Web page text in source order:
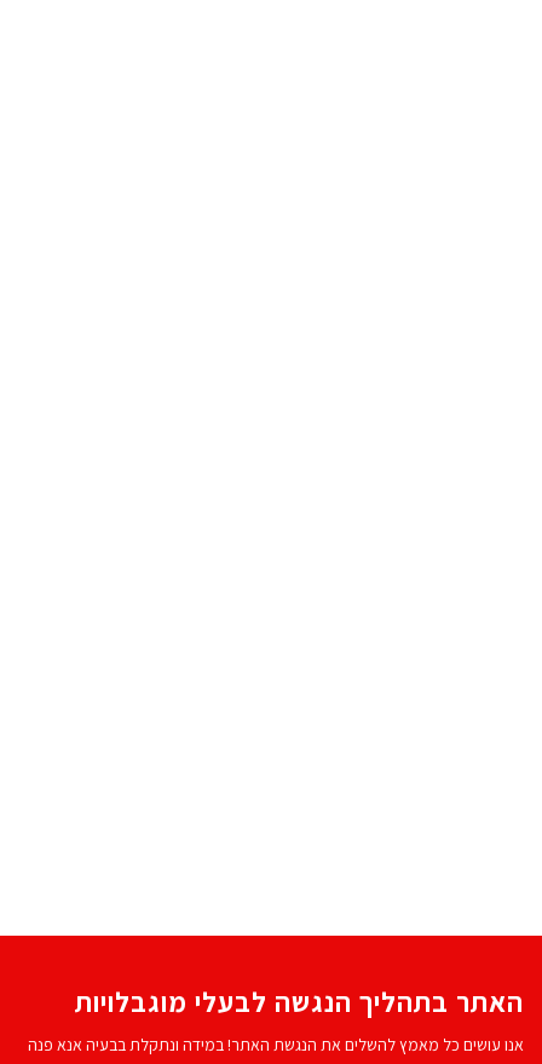
האתר בתהליך הנגשה לבעלי מוגבלויות
אנו עושים כל מאמץ להשלים את הנגשת האתר! במידה ונתקלת בבעיה אנא פנה